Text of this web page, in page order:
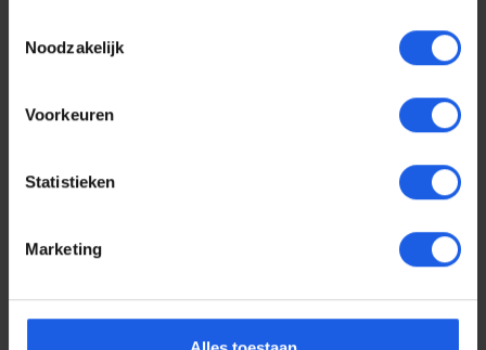
Noodzakelijk
Voorkeuren
Statistieken
Marketing